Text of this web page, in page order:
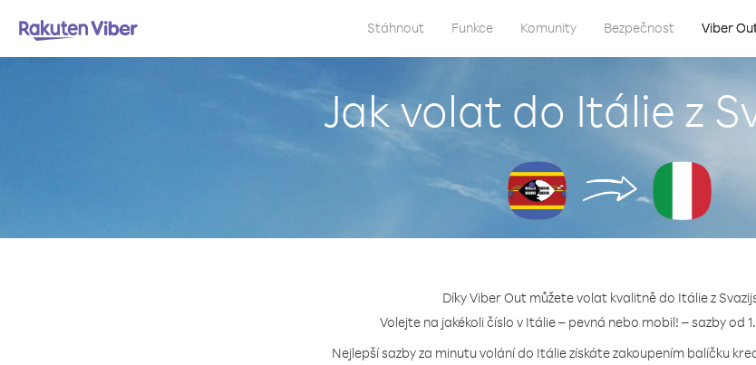
Stáhnout Funkce Komunity Bezpečnost Viber
Jak volat do Itálie z
Díky Viber Out můžete volat kvalitně do Itálie z
Volejte na jakékoli číslo v Itálie – pevná nebo mobil! – sazby od
Nejlepší sazby za minutu volání do Itálie získáte zakoupením balíčku